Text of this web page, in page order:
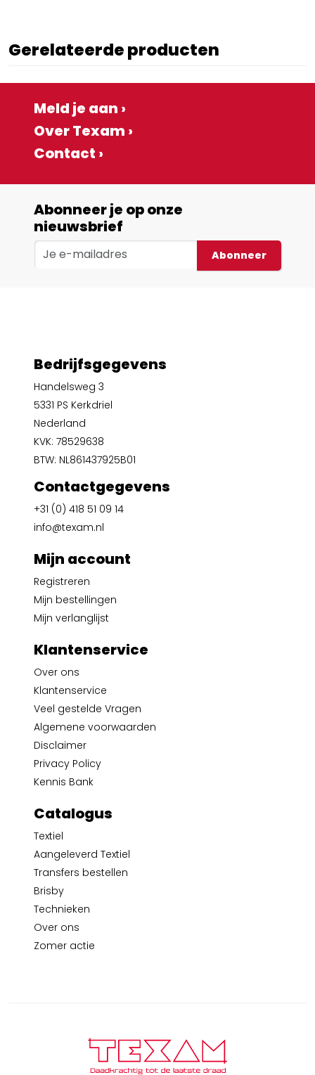
Gerelateerde producten
Meld je aan ›
Over Texam ›
Contact ›
Abonneer je op onze
nieuwsbrief
Abonneer
Bedrijfsgegevens
Handelsweg 3
5331 PS Kerkdriel
Nederland
KVK: 78529638
BTW: NL861437925B01
Contactgegevens
+31 (0) 418 51 09 14
info@texam.nl
Mijn account
Registreren
Mijn bestellingen
Mijn verlanglijst
Klantenservice
Over ons
Klantenservice
Veel gestelde Vragen
Algemene voorwaarden
Disclaimer
Privacy Policy
Kennis Bank
Catalogus
Textiel
Aangeleverd Textiel
Transfers bestellen
Brisby
Technieken
Over ons
Zomer actie